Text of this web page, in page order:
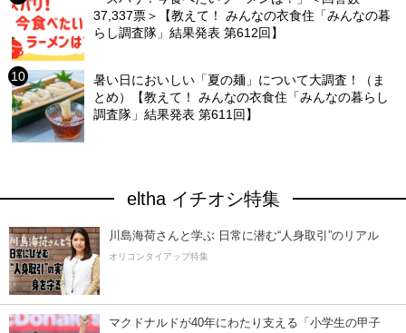
37,337票＞【教えて！ みんなの衣食住「みんなの暮
らし調査隊」結果発表 第612回】
暑い日においしい「夏の麺」について大調査！（ま
とめ）【教えて！ みんなの衣食住「みんなの暮らし
調査隊」結果発表 第611回】
eltha イチオシ特集
川島海荷さんと学ぶ 日常に潜む“人身取引”のリアル
オリコンタイアップ特集
マクドナルドが40年にわたり支える「小学生の甲子